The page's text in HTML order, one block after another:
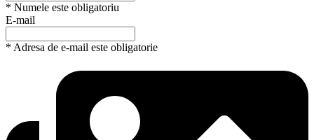
* Numele este obligatoriu
E-mail
* Adresa de e-mail este obligatorie